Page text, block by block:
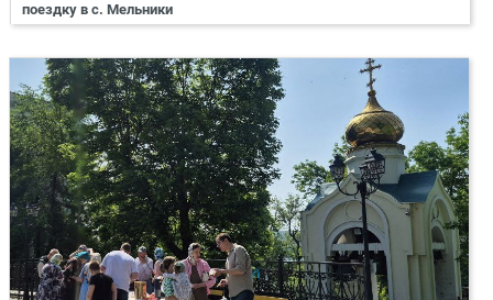
поездку в с. Мельники